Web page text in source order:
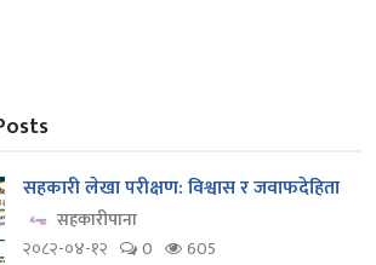
सहकारी लेखा परीक्षण: विश्वास र जवाफदेहिता
सहकारीपाना
२०८२-०४-१२
0 605